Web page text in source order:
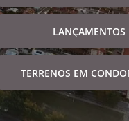
LANÇAMENTOS
TERRENOS EM